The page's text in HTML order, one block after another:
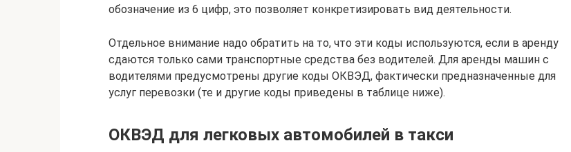
обозначение из 6 цифр, это позволяет конкретизировать вид деятельности.
Отдельное внимание надо обратить на то, что эти коды используются, если в аренду
сдаются только сами транспортные средства без водителей. Для аренды машин с
водителями предусмотрены другие коды ОКВЭД, фактически предназначенные для
услуг перевозки (те и другие коды приведены в таблице ниже).
ОКВЭД для легковых автомобилей в такси